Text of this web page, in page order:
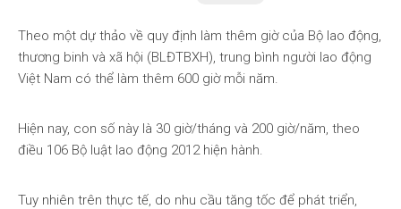
Theo một dự thảo về quy định làm thêm giờ của Bộ lao động,
thương binh và xã hội (BLĐTBXH), trung bình người lao động
Việt Nam có thể làm thêm 600 giờ mỗi năm.
Hiện nay, con số này là 30 giờ/tháng và 200 giờ/năm, theo
điều 106 Bộ luật lao động 2012 hiện hành.
Tuy nhiên trên thực tế, do nhu cầu tăng tốc để phát triển,